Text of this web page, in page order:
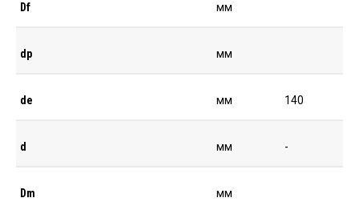
Df мм
dp мм
de мм 140
d мм -
Dm мм